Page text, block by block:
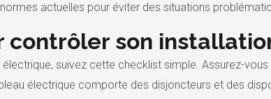
actuelles pour éviter des situations
contrôler son
suivez cette checklist simple. Assurez-
électrique comporte des disjoncteurs et des